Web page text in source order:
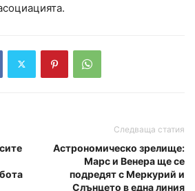
Следваща статия
Астрономическо зрелище:
Марс и Венера ще се
подредят с Меркурий и
Слънцето в една линия